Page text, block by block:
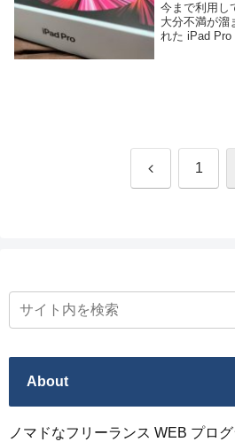
今まで利用し
大分不満が溜
れた iPad Pro
SoC に M1
前 1
About
ノマドなフリーランス WEB プロ